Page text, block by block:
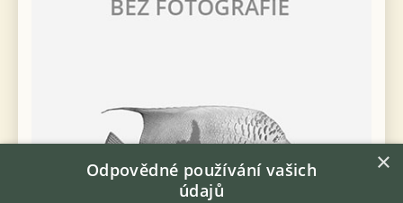
×
Odpovědné používání vašich
údajů